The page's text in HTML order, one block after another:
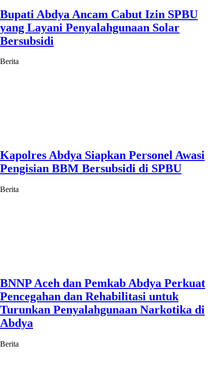
Bupati Abdya Ancam Cabut Izin SPBU
yang Layani Penyalahgunaan Solar
Bersubsidi
Berita
Kapolres Abdya Siapkan Personel Awasi
Pengisian BBM Bersubsidi di SPBU
Berita
BNNP Aceh dan Pemkab Abdya Perkuat
Pencegahan dan Rehabilitasi untuk
Turunkan Penyalahgunaan Narkotika di
Abdya
Berita